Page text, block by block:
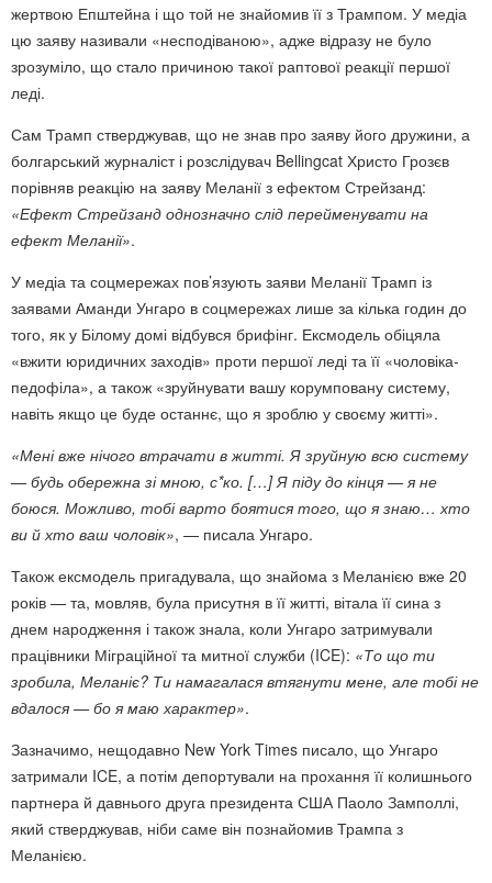
жертвою Епштейна і що той не знайомив її з Трампом. У медіа
цю заяву називали «несподіваною», адже відразу не було
зрозуміло, що стало причиною такої раптової реакції першої
леді.
Сам Трамп стверджував, що не знав про заяву його дружини, а
болгарський журналіст і розслідувач Bellingcat Христо Грозєв
порівняв реакцію на заяву Меланії з ефектом Стрейзанд:
«Ефект Стрейзанд однозначно слід перейменувати на
ефект Меланії».
У медіа та соцмережах пов’язують заяви Меланії Трамп із
заявами Аманди Унгаро в соцмережах лише за кілька годин до
того, як у Білому домі відбувся брифінг. Ексмодель обіцяла
«вжити юридичних заходів» проти першої леді та її «чоловіка-
педофіла», а також «зруйнувати вашу корумповану систему,
навіть якщо це буде останнє, що я зроблю у своєму житті».
«Мені вже нічого втрачати в житті. Я зруйную всю систему
— будь обережна зі мною, с*ко. […] Я піду до кінця — я не
боюся. Можливо, тобі варто боятися того, що я знаю… хто
ви й хто ваш чоловік», — писала Унгаро.
Також ексмодель пригадувала, що знайома з Меланією вже 20
років — та, мовляв, була присутня в її житті, вітала її сина з
днем народження і також знала, коли Унгаро затримували
працівники Міграційної та митної служби (ICE): «То що ти
зробила, Меланіє? Ти намагалася втягнути мене, але тобі не
вдалося — бо я маю характер».
Зазначимо, нещодавно New York Times писало, що Унгаро
затримали ICE, а потім депортували на прохання її колишнього
партнера й давнього друга президента США Паоло Замполлі,
який стверджував, ніби саме він познайомив Трампа з
Меланією.